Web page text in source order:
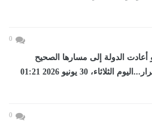
0
ثورة 30 يونيو أعادت الدولة إلى مسارها الصحيح
ورسخت دعائم الاستقرار...اليوم الثلاثاء، 30 يونيو 2026 01:21
0